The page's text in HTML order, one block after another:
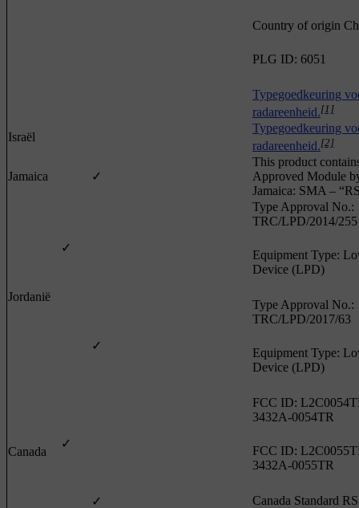
Country of origin
PLG ID: 6051
Typegoedkeuring
radareenheid.[1]
Israël
Typegoedkeuring
radareenheid.[2]
Jamaica ✓
This product
Approved Module
Jamaica: SMA –
Jordanië
✓
Type Approval No.:
TRC/LPD/2014/255
Equipment Type:
Device (LPD)
✓
Type Approval No.:
TRC/LPD/2017/63
Equipment Type:
Device (LPD)
Canada
✓
FCC ID:
3432A-0054TR
FCC ID:
3432A-0055TR
✓ Canada Standard